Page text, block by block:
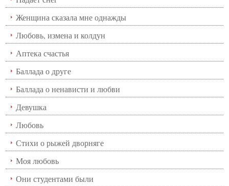
Женщина сказала мне однажды
Любовь, измена и колдун
Аптека счастья
Баллада о друге
Баллада о ненависти и любви
Девушка
Любовь
Стихи о рыжей дворняге
Моя любовь
Они студентами были